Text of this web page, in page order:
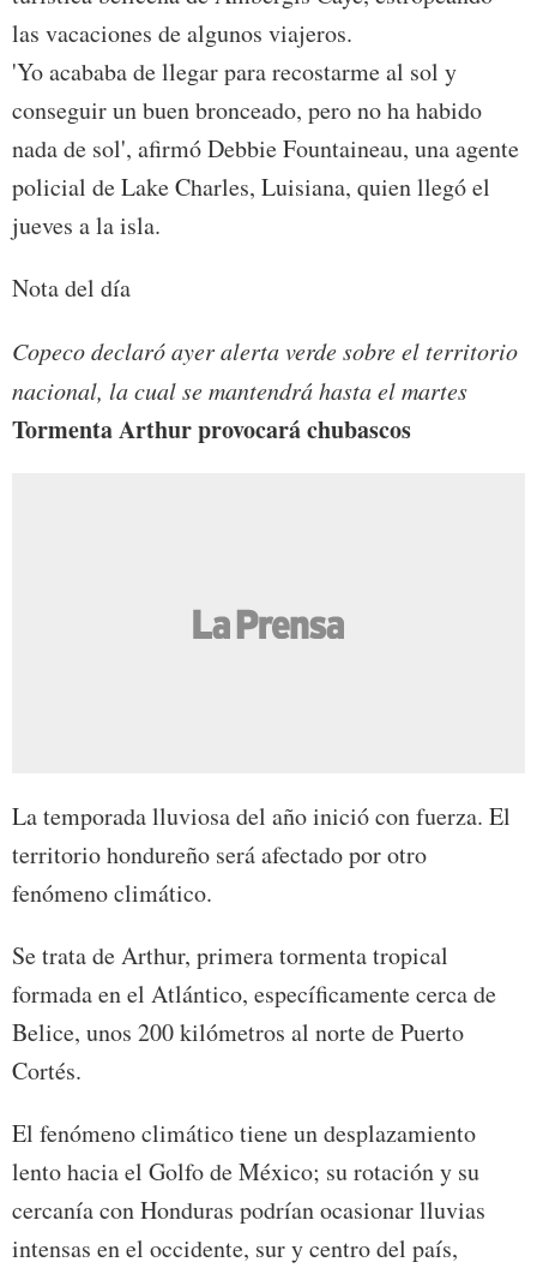
las vacaciones de algunos viajeros.
'Yo acababa de llegar para recostarme al sol y
conseguir un buen bronceado, pero no ha habido
nada de sol', afirmó Debbie Fountaineau, una agente
policial de Lake Charles, Luisiana, quien llegó el
jueves a la isla.
Nota del día
Copeco declaró ayer alerta verde sobre el territorio
nacional, la cual se mantendrá hasta el martes
Tormenta Arthur provocará chubascos
La temporada lluviosa del año inició con fuerza. El
territorio hondureño será afectado por otro
fenómeno climático.
Se trata de Arthur, primera tormenta tropical
formada en el Atlántico, específicamente cerca de
Belice, unos 200 kilómetros al norte de Puerto
Cortés.
El fenómeno climático tiene un desplazamiento
lento hacia el Golfo de México; su rotación y su
cercanía con Honduras podrían ocasionar lluvias
intensas en el occidente, sur y centro del país,